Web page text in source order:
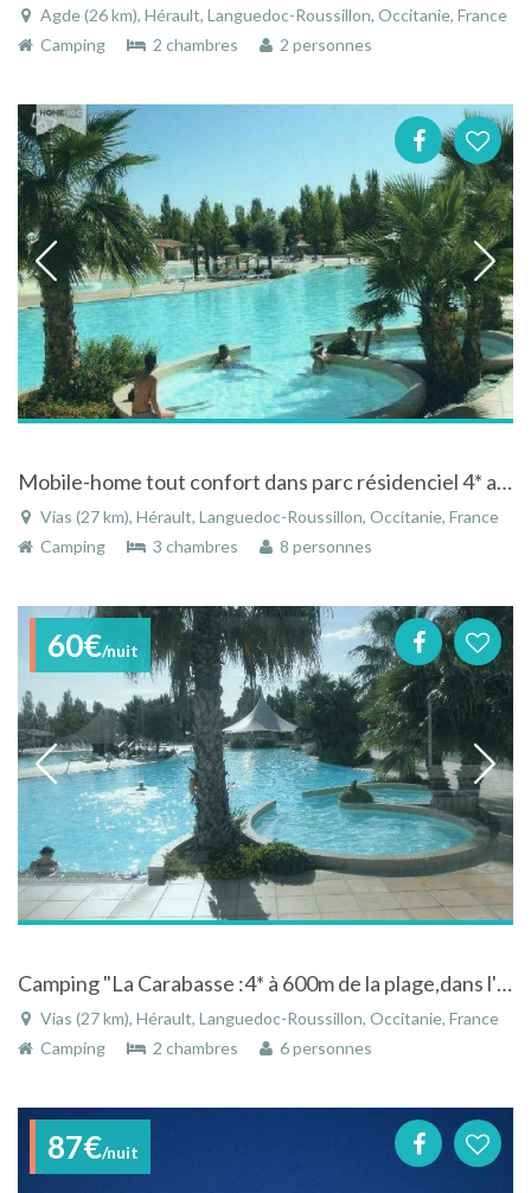
Agde (26 km), Hérault, Languedoc-Roussillon, Occitanie, France
Camping
2 chambres 2 personnes
Mobile-home tout confort dans parc résidenciel 4* avec clim et grand complexe aquatique à Vias Plage
Vias (27 km), Hérault, Languedoc-Roussillon, Occitanie, France
Camping
3 chambres 8 personnes
60€/nuit
Camping "La Carabasse :4* à 600m de la plage,dans l'Hérault, "Languedoc Roussillon)
Vias (27 km), Hérault, Languedoc-Roussillon, Occitanie, France
Camping
2 chambres 6 personnes
87€/nuit